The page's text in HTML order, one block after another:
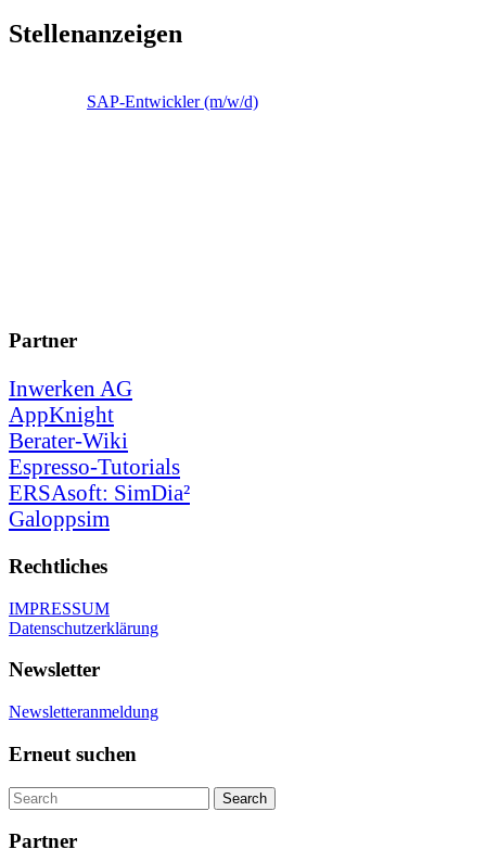
Stellenanzeigen
SAP-Entwickler (m/w/d)
Partner
Inwerken AG
AppKnight
Berater-Wiki
Espresso-Tutorials
ERSAsoft: SimDia²
Galoppsim
Rechtliches
IMPRESSUM
Datenschutzerklärung
Newsletter
Newsletteranmeldung
Erneut suchen
Partner